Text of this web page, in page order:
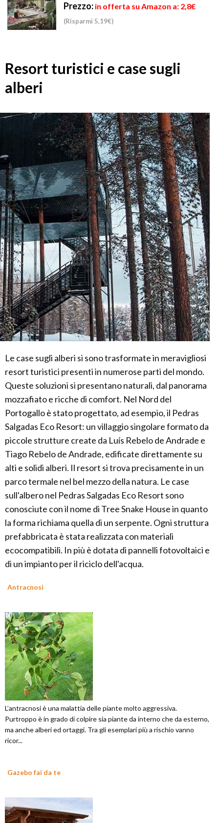
Prezzo: in offerta su Amazon a: 2,8€
(Risparmi 5,19€)
Resort turistici e case sugli
alberi
Le case sugli alberi si sono trasformate in meravigliosi
resort turistici presenti in numerose parti del mondo.
Queste soluzioni si presentano naturali, dal panorama
mozzafiato e ricche di comfort. Nel Nord del
Portogallo è stato progettato, ad esempio, il Pedras
Salgadas Eco Resort: un villaggio singolare formato da
piccole strutture create da Luís Rebelo de Andrade e
Tiago Rebelo de Andrade, edificate direttamente su
alti e solidi alberi. Il resort si trova precisamente in un
parco termale nel bel mezzo della natura. Le case
sull'albero nel Pedras Salgadas Eco Resort sono
conosciute con il nome di Tree Snake House in quanto
la forma richiama quella di un serpente. Ogni struttura
prefabbricata è stata realizzata con materiali
ecocompatibili. In più è dotata di pannelli fotovoltaici e
di un impianto per il riciclo dell'acqua.
Antracnosi
L’antracnosi è una malattia delle piante molto aggressiva.
Purtroppo è in grado di colpire sia piante da interno che da esterno,
ma anche alberi ed ortaggi. Tra gli esemplari più a rischio vanno
ricor...
Gazebo fai da te